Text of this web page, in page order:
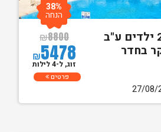
4 לילות לזוג + 2 ילדים ע"ב
בחדר
₪8800
₪5478
38%
הנחה
זוג, ל-4 לילות
פרטים